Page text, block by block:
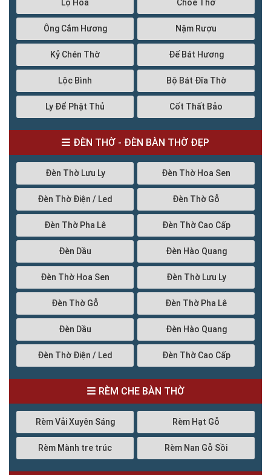
Lọ Hoa Chóe Thờ
Ông Cắm Hương Nậm Rượu
Kỷ Chén Thờ Đế Bát Hương
Lộc Bình Bộ Bát Đĩa Thờ
Ly Để Phật Thủ Cốt Thất Bảo
ĐÈN THỜ - ĐÈN BÀN THỜ ĐẸP
Đèn Thờ Lưu Ly Đèn Thờ Hoa Sen
Đèn Thờ Điện / Led Đèn Thờ Gỗ
Đèn Thờ Pha Lê Đèn Thờ Cao Cấp
Đèn Dầu Đèn Hào Quang
Đèn Thờ Hoa Sen Đèn Thờ Lưu Ly
Đèn Thờ Gỗ Đèn Thờ Pha Lê
Đèn Dầu Đèn Hào Quang
Đèn Thờ Điện / Led Đèn Thờ Cao Cấp
RÈM CHE BÀN THỜ
Rèm Vải Xuyên Sáng Rèm Hạt Gỗ
Rèm Mành tre trúc Rèm Nan Gỗ Sồi